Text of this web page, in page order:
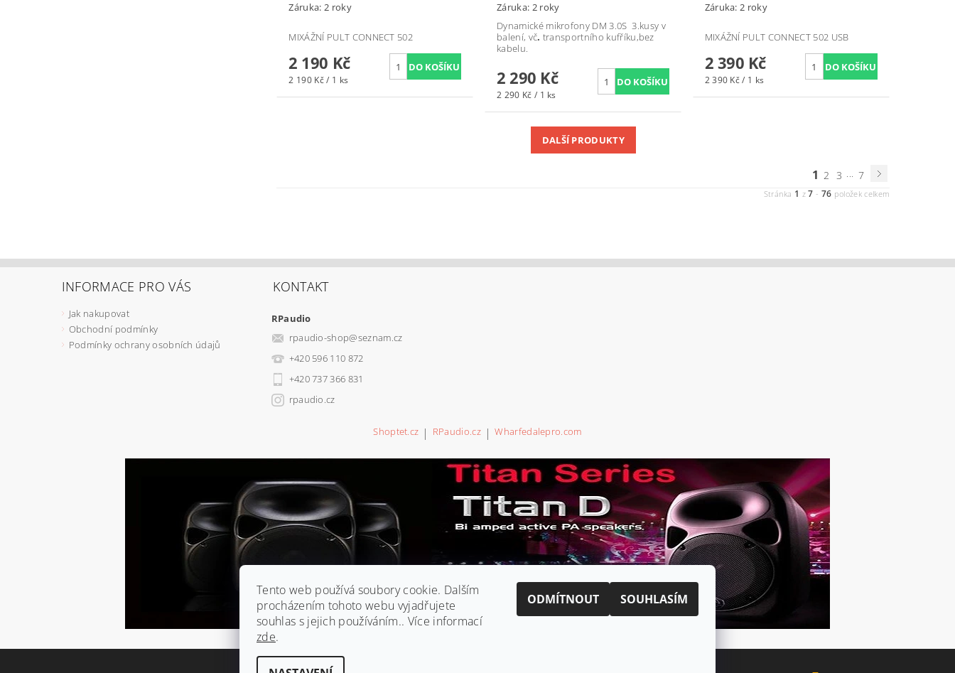
Záruka: 2 roky
MIXÁŽNÍ PULT CONNECT 502
2 190 Kč
2 190 Kč / 1 ks
Záruka: 2 roky
Dynamické mikrofony DM 3.0S 3.kusy v
balení, vč. transportního kufříku,bez
kabelu.
2 290 Kč
2 290 Kč / 1 ks
Záruka: 2 roky
MIXÁŽNÍ PULT CONNECT 502 USB
2 390 Kč
2 390 Kč / 1 ks
DALŠÍ PRODUKTY
1 2 3 ... 7
Stránka 1 z7 - 76 položek celkem
INFORMACE PRO VÁS
Jak nakupovat
Obchodní podmínky
Podmínky ochrany osobních údajů
KONTAKT
RPaudio
rpaudio-shop@seznam.cz
+420 596 110 872
+420 737 366 831
rpaudio.cz
Shoptet.cz | RPaudio.cz | Wharfedalepro.com
Tento web používá soubory cookie. Dalším
procházením tohoto webu vyjadřujete
souhlas s jejich používáním.. Více informací
zde.
ODMÍTNOUT SOUHLASÍM